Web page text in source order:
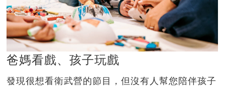
爸媽看戲、孩子玩戲
發現很想看衛武營的節目，但沒有人幫您陪伴孩子